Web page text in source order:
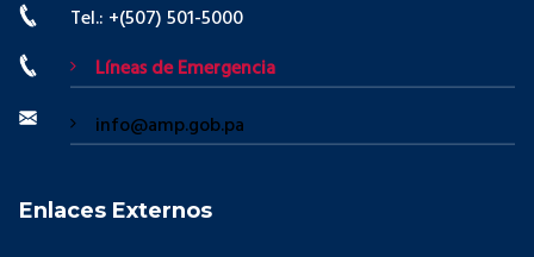
Tel.: +(507) 501-5000
Líneas de Emergencia
info@amp.gob.pa
Enlaces Externos